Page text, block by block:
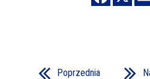
Poprzednia